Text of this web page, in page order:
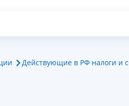
Действующие в РФ налоги и